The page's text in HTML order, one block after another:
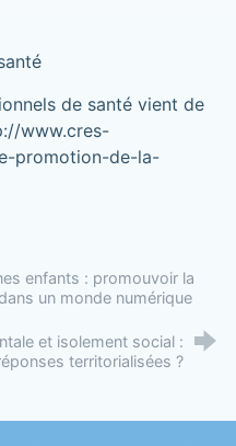
de santé vient de
www.cres-
promotion-de-la-
enfants : promouvoir la
un monde numérique
et isolement social :
territorialisées ?